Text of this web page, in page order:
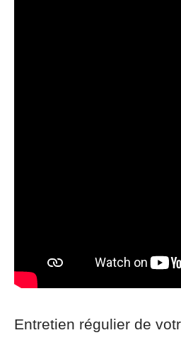
Entretien régulier de